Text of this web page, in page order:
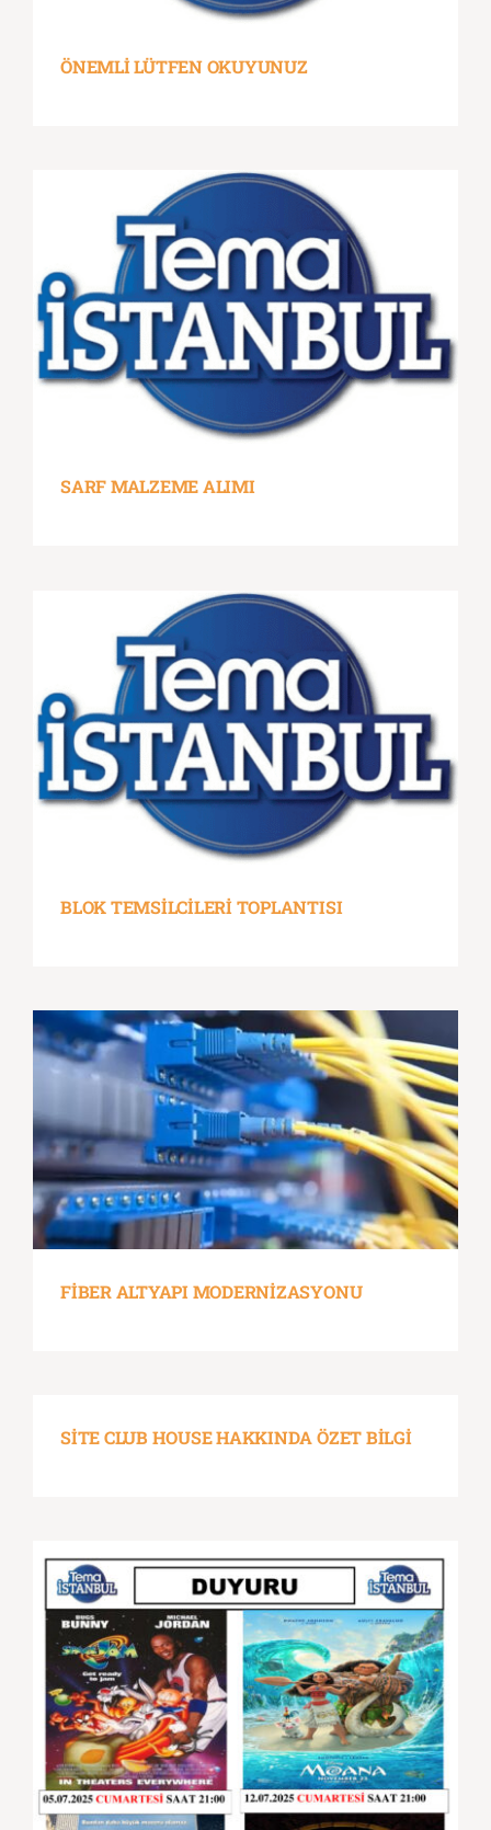
ÖNEMLİ LÜTFEN OKUYUNUZ
SARF MALZEME ALIMI
BLOK TEMSİLCİLERİ TOPLANTISI
FİBER ALTYAPI MODERNİZASYONU
SİTE CLUB HOUSE HAKKINDA ÖZET BİLGİ